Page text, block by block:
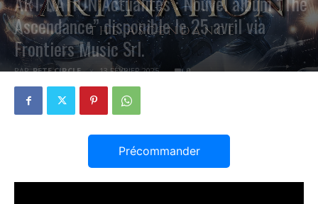
Ascendance” disponible le 25 avril via
Frontiers Music Srl.
PAR PETE CIRCLE 13 FÉVRIER 2025 0
Précommander